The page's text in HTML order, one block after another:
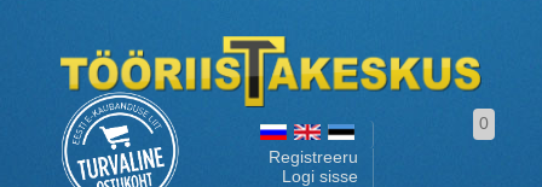
Registreeru
Logi sisse
0